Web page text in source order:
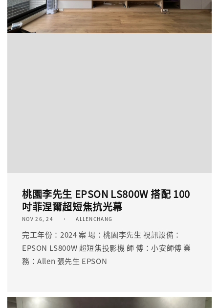
桃園李先生 EPSON LS800W 搭配 100
吋菲涅爾超短焦抗光幕
NOV 26, 24 ALLENCHANG
完工年份：2024 案 場：桃園李先生 視訊設備：
EPSON LS800W 超短焦投影機 師 傅：小安師傅 業
務：Allen 張先生 EPSON